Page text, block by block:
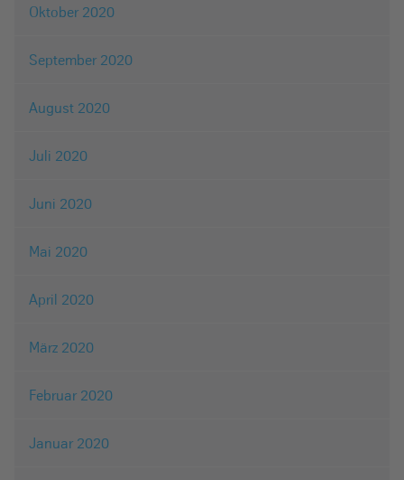
Oktober 2020
September 2020
August 2020
Juli 2020
Juni 2020
Mai 2020
April 2020
März 2020
Februar 2020
Januar 2020